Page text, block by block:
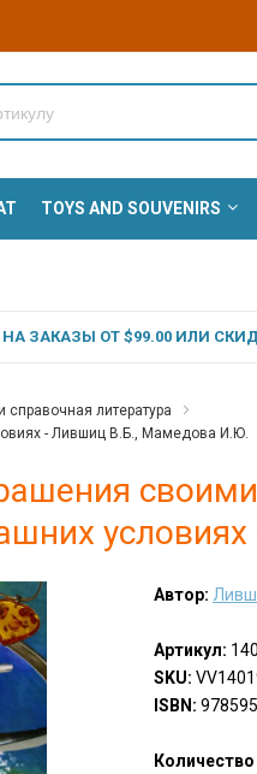
TOYS AND SOUVENIRS
ЗАКАЗЫ ОТ $99.00 ИЛИ
литература
- Лившиц В.Б., Мамедова И.Ю.
Автор:
Артикул:
SKU:
ISBN: